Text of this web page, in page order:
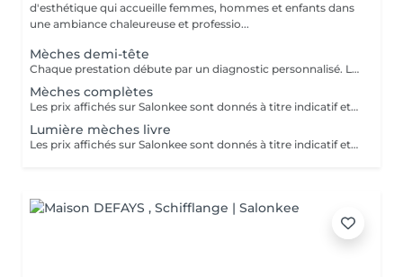
d'esthétique qui accueille femmes, hommes et enfants dans
une ambiance chaleureuse et professio...
Mèches demi-tête
Chaque prestation débute par un diagnostic personnalisé. Le tarif final est confirmé en salon selon les besoins de vos cheveux et la technique réalisée.
Mèches complètes
Les prix affichés sur Salonkee sont donnés à titre indicatif et représentent les tarifs de base. Ceux-ci peuvent varier en fonction du diagnostic effectué lors de votre arrivée au salon et de l'expertise du professionnel à qui vous confiez vos soins de beauté. Dans tout les cas, un devis détaillé vous sera proposé et toute prestation sera réalisée avec votre accord.
Lumière mèches livre
Les prix affichés sur Salonkee sont donnés à titre indicatif et représentent les tarifs de base. Ceux-ci peuvent varier en fonction du diagnostic effectué lors de votre arrivée au salon et de l'expertise du professionnel à qui vous confiez vos soins de beauté. Dans tout les cas, un devis détaillé vous sera proposé et toute prestation sera réalisée avec votre accord.